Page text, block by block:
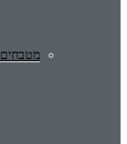
מטבחים